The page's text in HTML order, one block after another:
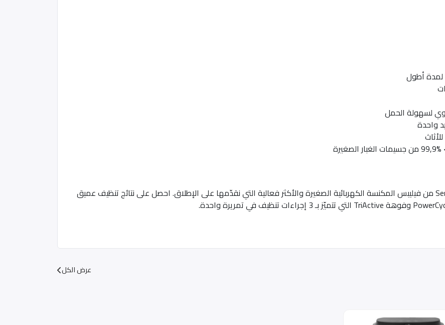
لسهولة الحمل
واحدة
تشكّل المكنسة الكهربائية بدون كيس 5000 Series من فيليبس المكنسة الكهربائية الصغيرة والأكثر فعالية التي نقدّمها على الإطلاق. احصل على نتائج تنظيف عميق
عرض الكل